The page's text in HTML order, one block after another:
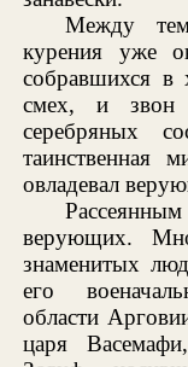
Между
курения уже
собравшихся
смех, и звон
серебряных
таинственная
овладевал
верующих.
знаменитых
его
области
царя